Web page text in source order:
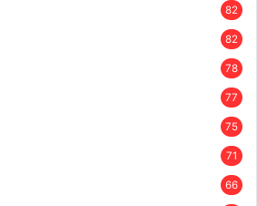
82
82
78
77
75
71
66